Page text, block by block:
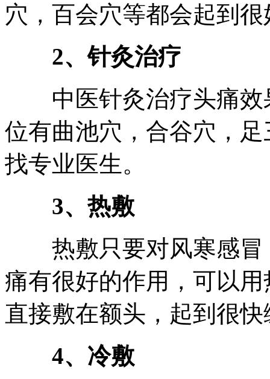
穴，百会穴等都会起到
2、针灸治疗
中医针灸治疗头痛效
位有曲池穴，合谷穴，
找专业医生。
3、热敷
热敷只要对风寒感冒
痛有很好的作用，可以
直接敷在额头，起到很
4、冷敷